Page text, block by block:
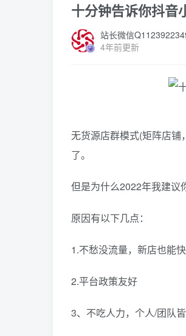
十分钟告诉你抖音
站长微信
4年前更新
无货源店群模式(矩阵店
了。
但是为什么2022年我建议
原因有以下几点：
1.不愁没流量，新店也能
2.平台政策友好
3、不吃人力，个人/团队